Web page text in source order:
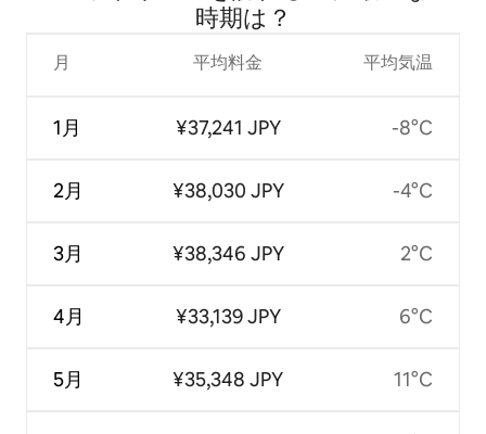
時⁠期⁠は⁠？
月
1月
2月
3月
4月
5月
平均料金
¥37,241 JPY
¥38,030 JPY
¥38,346 JPY
¥33,139 JPY
¥35,348 JPY
平均気温
-8°C
-4°C
2°C
6°C
11°C